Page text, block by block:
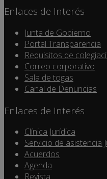
Enlaces de Interés
Junta de Gobierno
Portal Transparencia
Requisitos de
Correo corporativo
Sala de togas
Canal de Denuncias
Enlaces de Interés
Clínica Jurídica
Servicio de asistencia
Acuerdos
Agenda
Revista